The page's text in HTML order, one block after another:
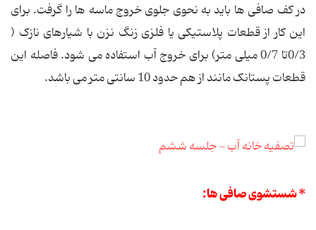
در کف صافی ها باید به نحوی جلوی خروج ماسه ها را گرفت. برای
این کار از قطعات پلاستیکی یا فلزی زنگ نزن با شیارهای نازک (
0/3تا 0/7 میلی متر) برای خروج آب استفاده می شود. فاصله این
قطعات پستانک مانند از هم حدود 10 سانتی متر می باشد.
* شستشوی صافی ها: